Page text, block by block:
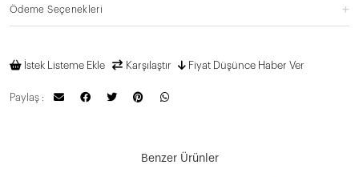
Ödeme Seçenekleri
İstek Listeme Ekle Karşılaştır Fiyat Düşünce Haber Ver
Paylaş :
Benzer Ürünler